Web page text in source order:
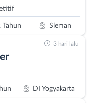
Tahun Sleman
DI Yogyakarta
3 hari lalu